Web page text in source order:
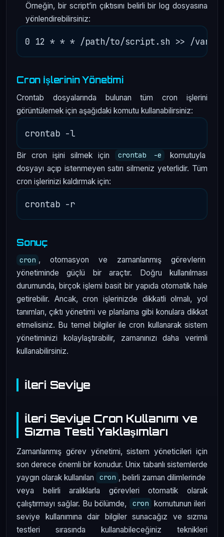
Örneğin, bir script’in çıktısını belirli bir log dosyasına
yönlendirebilirsiniz:
Cron İşlerinin Yönetimi
Crontab dosyalarında bulunan tüm cron işlerini
görüntülemek için aşağıdaki komutu kullanabilirsiniz:
Bir cron işini silmek için crontab -e
komutuyla
dosyayı açıp istenmeyen satırı silmeniz yeterlidir. Tüm
cron işlerinizi kaldırmak için:
Sonuç
cron , otomasyon ve zamanlanmış görevlerin
yönetiminde güçlü bir araçtır. Doğru kullanılması
durumunda, birçok işlemi basit bir yapıda otomatik hale
getirebilir. Ancak, cron işlerinizde dikkatli olmalı, yol
tanımları, çıktı yönetimi ve planlama gibi konulara dikkat
etmelisiniz. Bu temel bilgiler ile cron kullanarak sistem
yönetiminizi kolaylaştırabilir, zamanınızı daha verimli
kullanabilirsiniz.
İleri Seviye
İleri Seviye Cron Kullanımı ve
Sızma Testi Yaklaşımları
Zamanlanmış görev yönetimi, sistem yöneticileri için
son derece önemli bir konudur. Unix tabanlı sistemlerde
yaygın olarak kullanılan
cron , belirli zaman dilimlerinde
veya belirli aralıklarla görevleri otomatik olarak
çalıştırmayı sağlar. Bu bölümde,
cron
komutunun ileri
seviye kullanımına dair bilgiler sunacağız ve sızma
testleri sırasında kullanabileceğiniz teknikleri